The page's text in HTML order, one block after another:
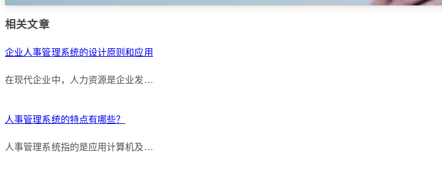
相关文章
企业人事管理系统的设计原则和应用
在现代企业中，人力资源是企业发…
人事管理系统的特点有哪些？
人事管理系统指的是应用计算机及…